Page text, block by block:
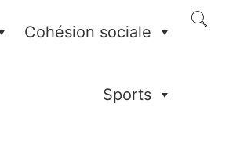
Cohésion sociale
Sports